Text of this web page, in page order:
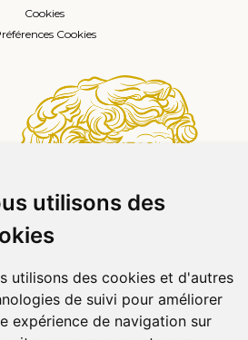
utilisons des
utilisons des cookies et d'autres
de suivi pour améliorer
expérience de navigation sur
Cookies
Cookies